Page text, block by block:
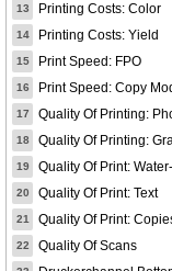
13 Printing Costs: Color
14 Printing Costs: Yield
15 Print Speed: FPO
16 Print Speed: Copy
17 Quality Of Printing:
18 Quality Of Printing:
19 Quality Of Print:
20 Quality Of Print: Text
21 Quality Of Print:
22 Quality Of Scans